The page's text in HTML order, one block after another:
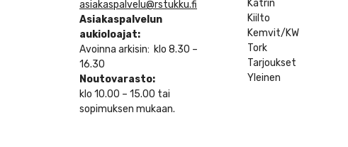
asiakaspalvelu@rstukku.fi
Asiakaspalvelun
aukioloajat:
Avoinna arkisin: klo 8.30 –
16.30
Noutovarasto:
klo 10.00 – 15.00 tai
sopimuksen mukaan.
Katrin
Kiilto
Kemvit/KW
Tork
Tarjoukset
Yleinen